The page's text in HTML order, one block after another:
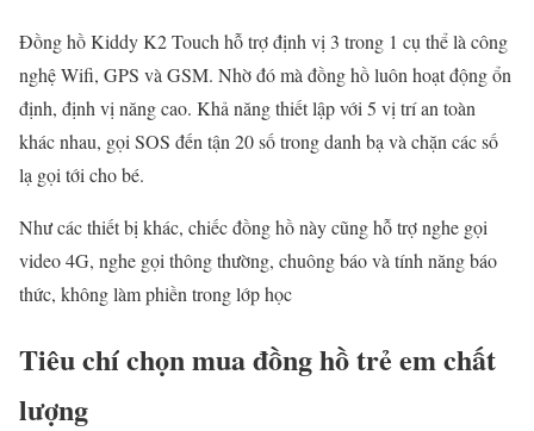
Đồng hồ Kiddy K2 Touch hỗ trợ định vị 3 trong 1 cụ thể là công
nghệ Wifi, GPS và GSM. Nhờ đó mà đồng hồ luôn hoạt động ổn
định, định vị năng cao. Khả năng thiết lập với 5 vị trí an toàn
khác nhau, gọi SOS đến tận 20 số trong danh bạ và chặn các số
lạ gọi tới cho bé.
Như các thiết bị khác, chiếc đồng hồ này cũng hỗ trợ nghe gọi
video 4G, nghe gọi thông thường, chuông báo và tính năng báo
thức, không làm phiền trong lớp học
Tiêu chí chọn mua đồng hồ trẻ em chất
lượng